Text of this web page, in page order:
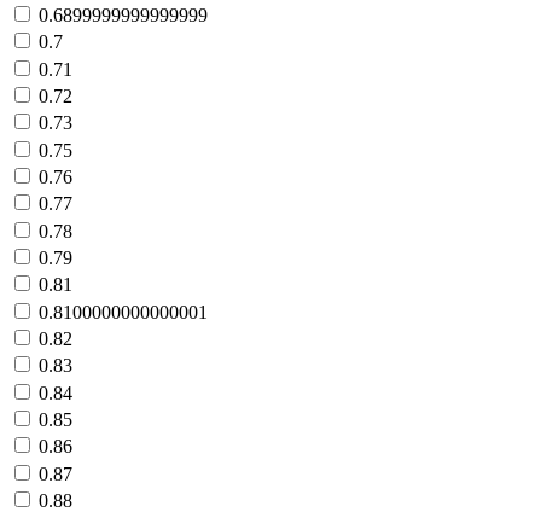
0.6899999999999999
0.7
0.71
0.72
0.73
0.75
0.76
0.77
0.78
0.79
0.81
0.8100000000000001
0.82
0.83
0.84
0.85
0.86
0.87
0.88